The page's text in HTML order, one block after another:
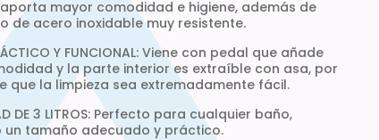
mayor comodidad e higiene, además de
de acero inoxidable muy resistente.
Y FUNCIONAL: Viene con pedal que añade
y la parte interior es extraíble con asa, por
que la limpieza sea extremadamente fácil.
DE 3 LITROS: Perfecto para cualquier baño,
un tamaño adecuado y práctico.